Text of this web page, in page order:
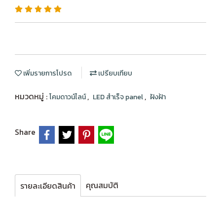
เพิ่มรายการโปรด เปรียบเทียบ
หมวดหมู่ :โคมดาวน์ไลน์, LED สำเร็จ panel, ฝังฝ้า
Share
รายละเอียดสินค้า
คุณสมบัติ